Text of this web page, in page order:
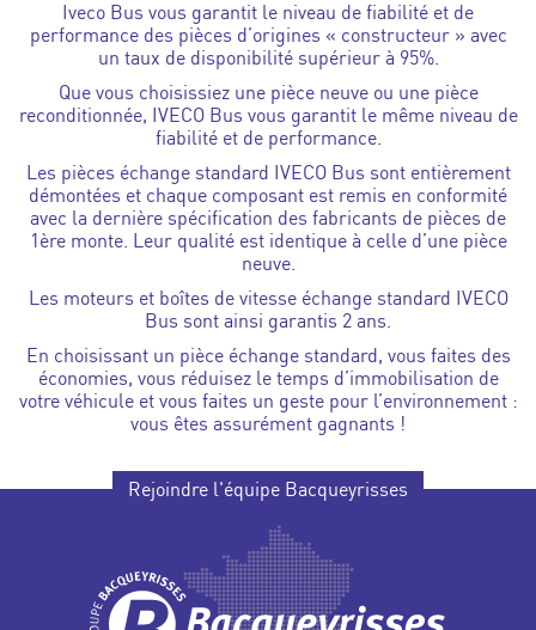
Iveco Bus vous garantit le niveau de fiabilité et de
performance des pièces d’origines « constructeur » avec
un taux de disponibilité supérieur à 95%.
Que vous choisissiez une pièce neuve ou une pièce
reconditionnée, IVECO Bus vous garantit le même niveau de
fiabilité et de performance.
Les pièces échange standard IVECO Bus sont entièrement
démontées et chaque composant est remis en conformité
avec la dernière spécification des fabricants de pièces de
1ère monte. Leur qualité est identique à celle d’une pièce
neuve.
Les moteurs et boîtes de vitesse échange standard IVECO
Bus sont ainsi garantis 2 ans.
En choisissant un pièce échange standard, vous faites des
économies, vous réduisez le temps d’immobilisation de
votre véhicule et vous faites un geste pour l’environnement :
vous êtes assurément gagnants !
Rejoindre l'équipe Bacqueyrisses